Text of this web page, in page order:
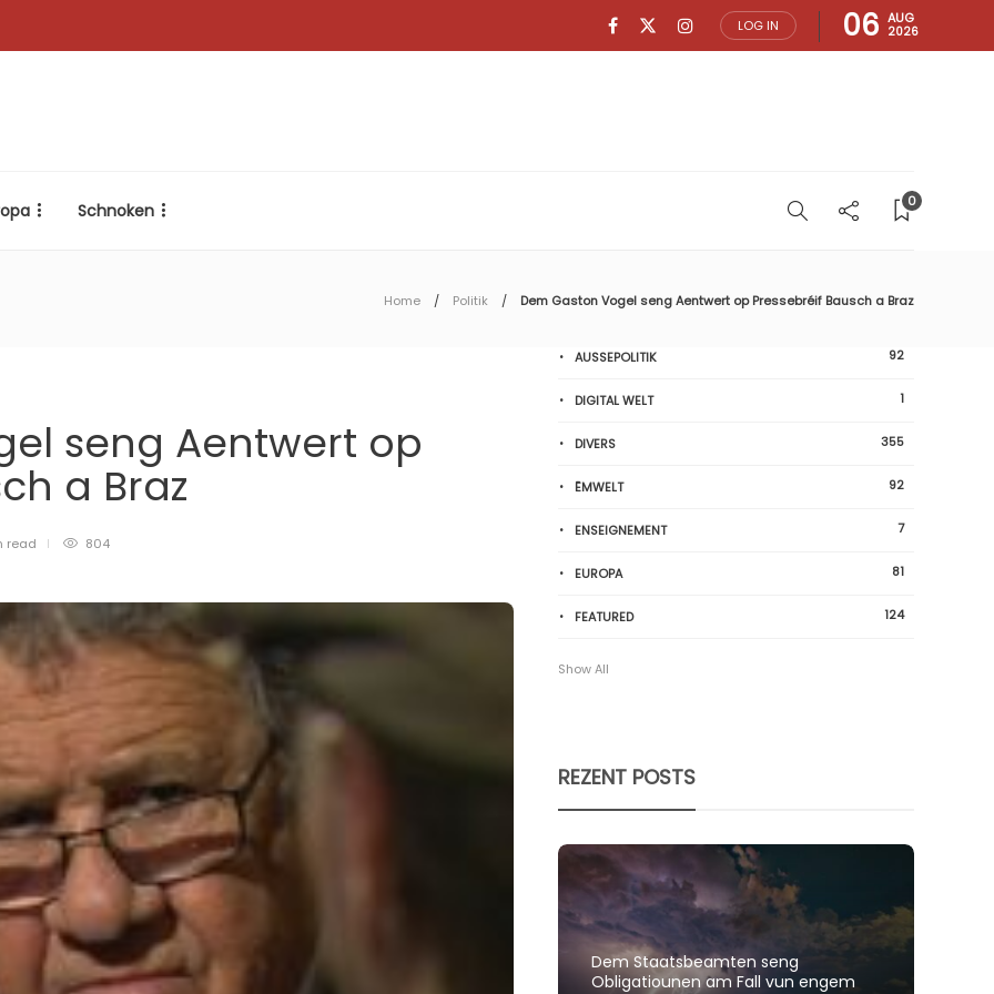
LOG IN 06 AUG
2026
Schnoken 0
Home Politik Dem Gaston Vogel seng Aentwert op Pressebréif Bausch a Braz
seng Aentwert op
a Braz
read 804
AUSSEPOLITIK 92
DIGITAL WELT 1
DIVERS 355
ËMWELT 92
ENSEIGNEMENT 7
EUROPA 81
FEATURED 124
Show All
REZENT POSTS
Dem Staatsbeamten seng
Obligatiounen am Fall vun engem